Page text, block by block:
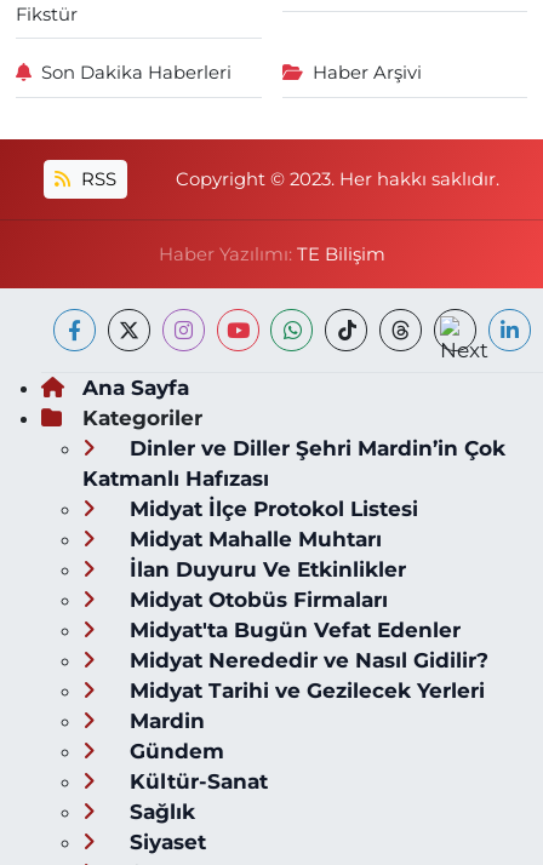
Fikstür
Son Dakika Haberleri Haber Arşivi
RSS Copyright © 2023. Her hakkı saklıdır.
Haber Yazılımı: TE Bilişim
Ana Sayfa
Kategoriler
Dinler ve Diller Şehri Mardin’in Çok
Katmanlı Hafızası
Midyat İlçe Protokol Listesi
Midyat Mahalle Muhtarı
İlan Duyuru Ve Etkinlikler
Midyat Otobüs Firmaları
Midyat'ta Bugün Vefat Edenler
Midyat Nerededir ve Nasıl Gidilir?
Midyat Tarihi ve Gezilecek Yerleri
Mardin
Gündem
Kültür-Sanat
Sağlık
Siyaset